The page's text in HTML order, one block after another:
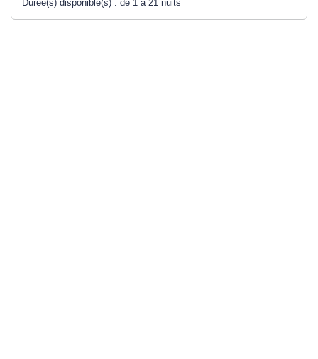
Durée(s) disponible(s) : de 1 à 21 nuits